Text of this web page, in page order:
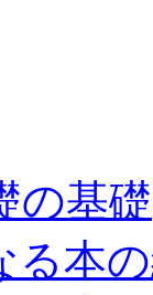
の基礎
る本